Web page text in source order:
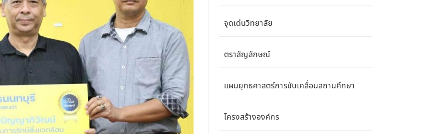
จุดเด่นวิทยาลัย
ตราสัญลักษณ์
แผนยุทธศาสตร์การขับเคลื่อนสถานศึกษา
โครงสร้างองค์กร